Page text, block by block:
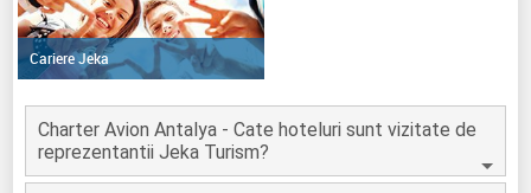
Cariere Jeka
Charter Avion Antalya - Cate hoteluri sunt vizitate de
reprezentantii Jeka Turism?